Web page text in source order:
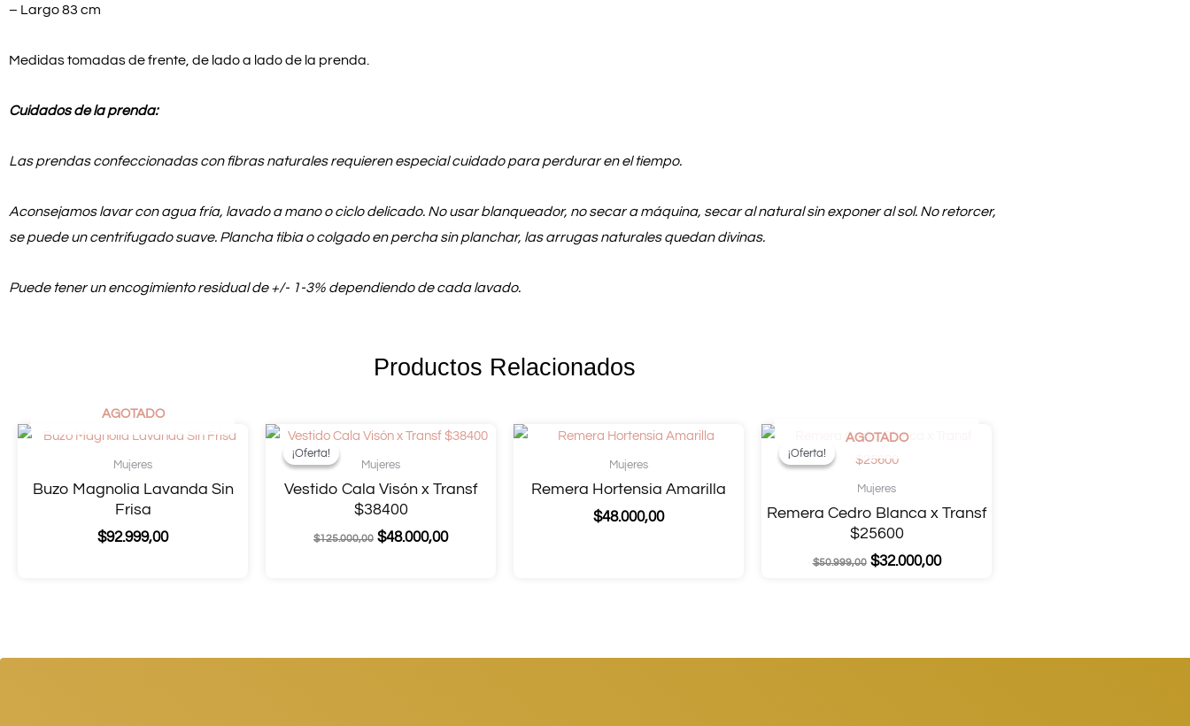
– Largo 83 cm
Medidas tomadas de frente, de lado a lado de la prenda.
Cuidados de la prenda:
Las prendas confeccionadas con fibras naturales requieren especial cuidado para perdurar en el tiempo.
Aconsejamos lavar con agua fría, lavado a mano o ciclo delicado. No usar blanqueador, no secar a máquina, secar al natural sin exponer al sol. No retorcer,
se puede un centrifugado suave. Plancha tibia o colgado en percha sin planchar, las arrugas naturales quedan divinas.
Puede tener un encogimiento residual de +/- 1-3% dependiendo de cada lavado.
Productos Relacionados
AGOTADO
Mujeres
Buzo Magnolia Lavanda Sin
Frisa
$92.999,00
¡Oferta!
¡Oferta!
Mujeres
Vestido Cala Visón x Transf
$38400
$125.000,00 $48.000,00
Mujeres
Remera Hortensia Amarilla
$48.000,00
¡Oferta!
AGOTADO
¡Oferta!
Mujeres
Remera Cedro Blanca x Transf
$25600
$50.999,00 $32.000,00